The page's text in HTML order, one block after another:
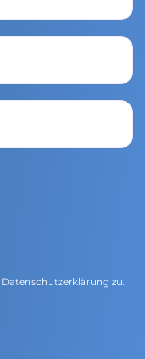
Datenschutzerklärung zu.